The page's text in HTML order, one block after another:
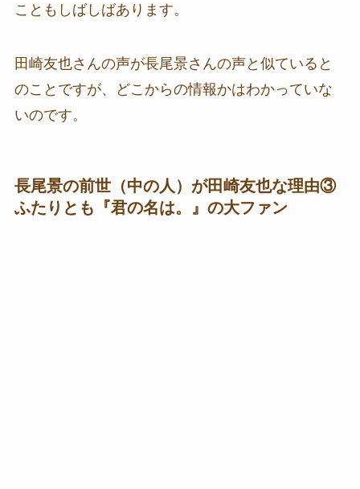
こともしばしばあります。
田崎友也さんの声が長尾景さんの声と似ていると
のことですが、どこからの情報かはわかっていな
いのです。
長尾景の前世（中の人）が田崎友也な理由③
ふたりとも『君の名は。』の大ファン